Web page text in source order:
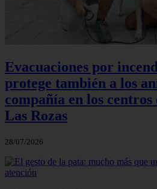
Evacuaciones por
protege también a los
compañía en los centros
Las Rozas
28/07/2026